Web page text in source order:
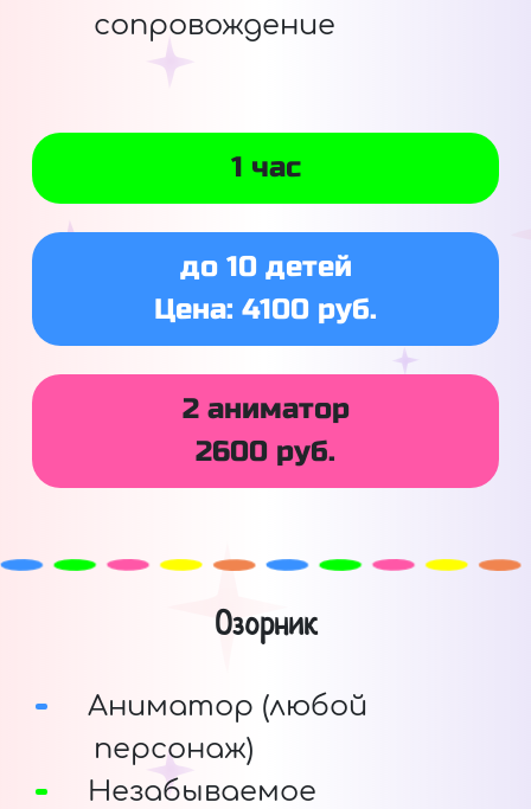
сопровождение
1 час
до 10 детей
Цена: 4100 руб.
2 аниматор
2600 руб.
Озорник
Аниматор (любой
персонаж)
Незабываемое